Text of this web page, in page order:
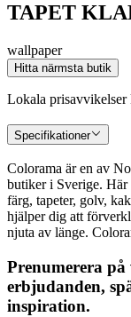
TAPET
wallpaper
Hitta närmsta butik
Lokala prisavvikelser
Specifikationer
Colorama är en av
butiker i Sverige. Här
färg, tapeter, golv,
hjälper dig att
njuta av länge.
Prenumerera
erbjudanden,
inspiration.